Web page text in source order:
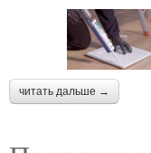
читать дальше →